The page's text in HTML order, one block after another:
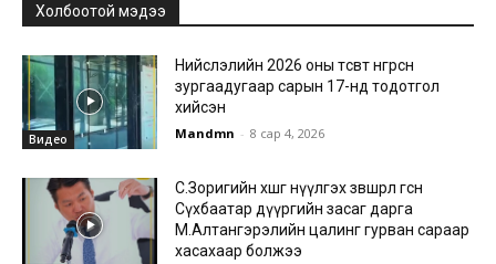
Холбоотой мэдээ
Видео
Нийслэлийн 2026 оны төсөвт өнгөрсөн
зургаадугаар сарын 17-нд тодотгол
хийсэн
Mandmn - 8 сар 4, 2026
С.Зоригийн хөшөөг нүүлгэх зөвшөөрөл өгсөн
Сүхбаатар дүүргийн засаг дарга
М.Алтангэрэлийн цалинг гурван сараар
хасахаар болжээ